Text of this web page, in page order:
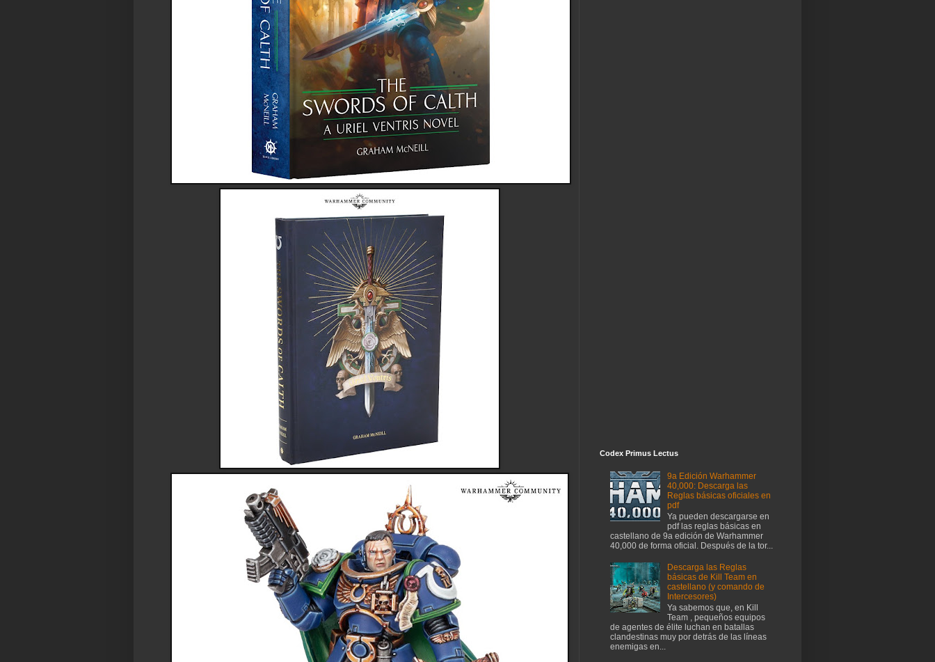
Codex Primus Lectus
9a Edición Warhammer
40,000: Descarga las
Reglas básicas oficiales en
pdf
Ya pueden descargarse en
pdf las reglas básicas en
castellano de 9a edición de Warhammer
40,000 de forma oficial. Después de la tor...
Descarga las Reglas
básicas de Kill Team en
castellano (y comando de
Intercesores)
Ya sabemos que, en Kill
Team , pequeños equipos
de agentes de élite luchan en batallas
clandestinas muy por detrás de las líneas
enemigas en...